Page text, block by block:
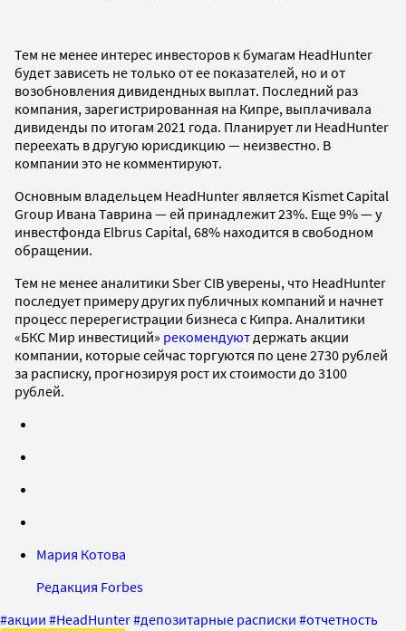
Тем не менее интерес инвесторов к бумагам HeadHunter
будет зависеть не только от ее показателей, но и от
возобновления дивидендных выплат. Последний раз
компания, зарегистрированная на Кипре, выплачивала
дивиденды по итогам 2021 года. Планирует ли HeadHunter
переехать в другую юрисдикцию — неизвестно. В
компании это не комментируют.
Основным владельцем HeadHunter является Kismet Capital
Group Ивана Таврина — ей принадлежит 23%. Еще 9% — у
инвестфонда Elbrus Capital, 68% находится в свободном
обращении.
Тем не менее аналитики Sber CIB уверены, что HeadHunter
последует примеру других публичных компаний и начнет
процесс перерегистрации бизнеса с Кипра. Аналитики
«БКС Мир инвестиций» рекомендуютдержать акции
компании, которые сейчас торгуются по цене 2730 рублей
за расписку, прогнозируя рост их стоимости до 3100
рублей.
Мария Котова
Редакция Forbes
#акции #HeadHunter#депозитарные расписки #отчетность